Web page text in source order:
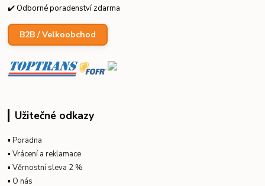
✔️ Odborné poradenství zdarma
B2B / Velkoobchod
Užitečné odkazy
▪Poradna
▪Vrácení a reklamace
▪Věrnostní sleva 2 %
▪ O nás